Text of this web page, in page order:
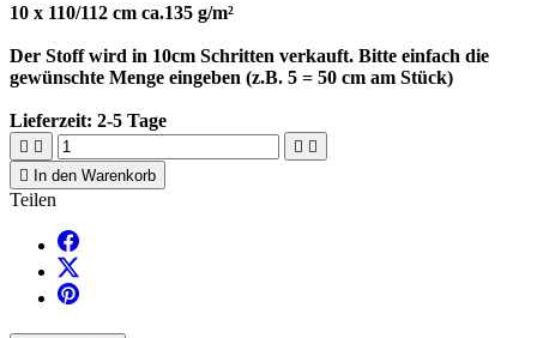
10 x 110/112 cm ca.135 g/m²
Der Stoff wird in 10cm Schritten verkauft. Bitte einfach die
gewünschte Menge eingeben (z.B. 5 = 50 cm am Stück)
Lieferzeit: 2-5 Tage
   

In den Warenkorb
Teilen